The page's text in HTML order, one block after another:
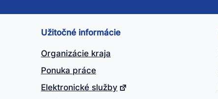
tento
článok
užitočný?
Užitočné informácie
Organizácie kraja
Ponuka práce
Elektronické služby